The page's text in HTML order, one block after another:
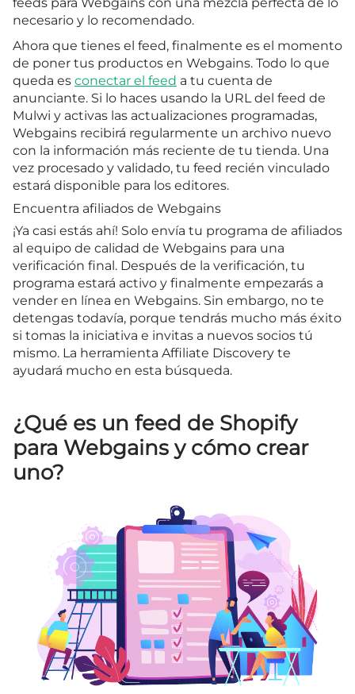
feeds para Webgains con una mezcla perfecta de lo
necesario y lo recomendado.
Ahora que tienes el feed, finalmente es el momento
de poner tus productos en Webgains. Todo lo que
queda es conectar el feed a tu cuenta de
anunciante. Si lo haces usando la URL del feed de
Mulwi y activas las actualizaciones programadas,
Webgains recibirá regularmente un archivo nuevo
con la información más reciente de tu tienda. Una
vez procesado y validado, tu feed recién vinculado
estará disponible para los editores.
Encuentra afiliados de Webgains
¡Ya casi estás ahí! Solo envía tu programa de afiliados
al equipo de calidad de Webgains para una
verificación final. Después de la verificación, tu
programa estará activo y finalmente empezarás a
vender en línea en Webgains. Sin embargo, no te
detengas todavía, porque tendrás mucho más éxito
si tomas la iniciativa e invitas a nuevos socios tú
mismo. La herramienta Affiliate Discovery te
ayudará mucho en esta búsqueda.
¿Qué es un feed de Shopify
para Webgains y cómo crear
uno?